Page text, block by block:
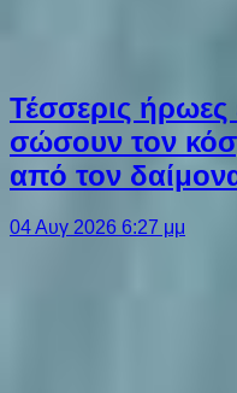
Τέσσερις ήρωες
σώσουν τον
από τον
04 Αυγ 2026 6:27 μμ